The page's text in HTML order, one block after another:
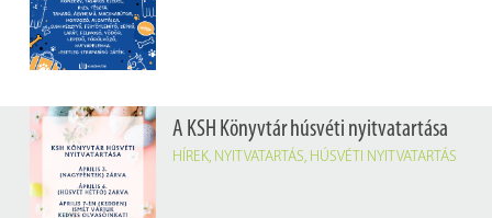
A KSH Könyvtár húsvéti nyitvatartása
HÍREK, NYITVATARTÁS, HÚSVÉTI NYITVATARTÁS